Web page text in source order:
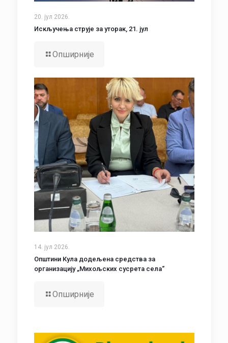
20. јул 2026.
Искључења струје за уторак, 21. јул
Опширније
14. јул 2026.
Општини Кула додељена средства за
организацију „Михољских сусрета села“
Опширније